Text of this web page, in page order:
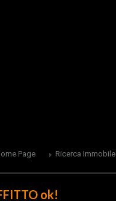
Page Ricerca Immobile
ok!